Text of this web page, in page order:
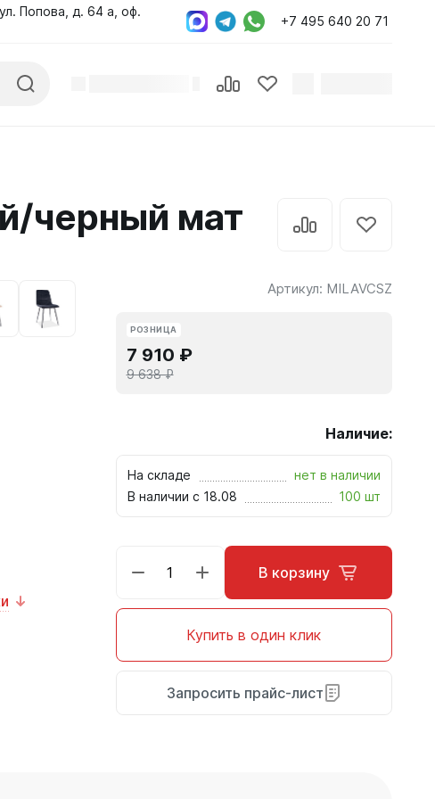
Попова, д. 64 а, оф.
+7 495 640 20 71
черный мат
Артикул: MILAVCSZ
РОЗНИЦА
7 910 ₽
9 638 ₽
Наличие:
На складе
нет в наличии
В наличии с 18.08
100 шт
В корзину
Купить в один клик
Запросить прайс-лист